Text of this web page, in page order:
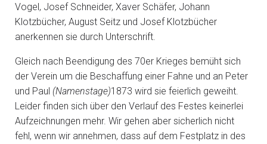
Vogel, Josef Schneider, Xaver Schäfer, Johann
Klotzbücher, August Seitz und Josef Klotzbücher
anerkennen sie durch Unterschrift.
Gleich nach Beendigung des 70er Krieges bemüht sich
der Verein um die Beschaffung einer Fahne und an Peter
und Paul (Namenstage)1873 wird sie feierlich geweiht.
Leider finden sich über den Verlauf des Festes keinerlei
Aufzeichnungen mehr. Wir gehen aber sicherlich nicht
fehl, wenn wir annehmen, dass auf dem Festplatz in des